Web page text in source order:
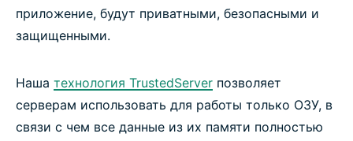
приложение, будут приватными, безопасными и
защищенными.
Наша технология TrustedServer позволяет
серверам использовать для работы только ОЗУ, в
связи с чем все данные из их памяти полностью